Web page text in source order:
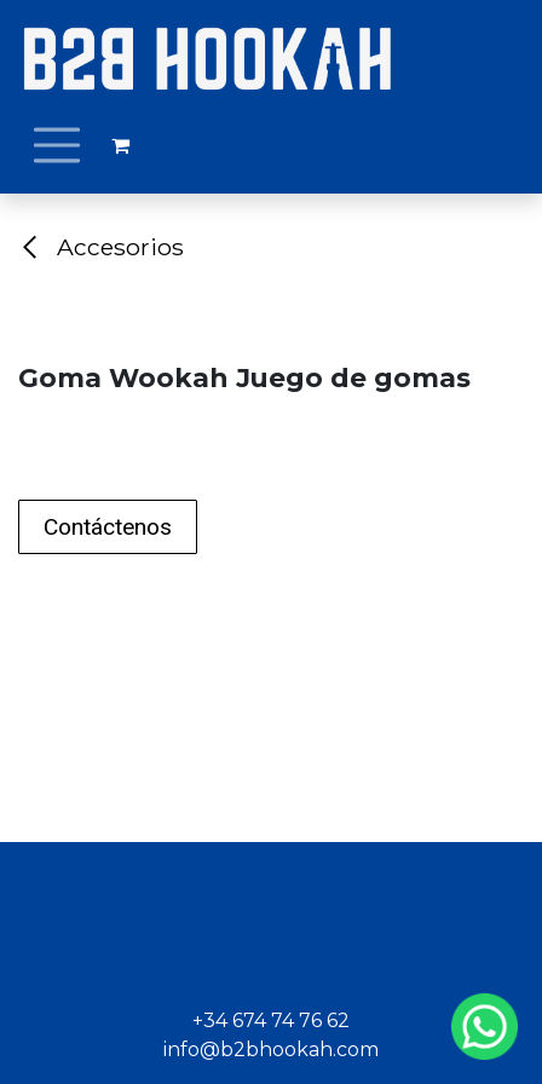
Accesorios
Goma Wookah Juego de gomas
Contáctenos
+34 674 74 76 62
info@b2bhookah.com